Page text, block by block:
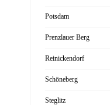
Potsdam
Prenzlauer Berg
Reinickendorf
Schöneberg
Steglitz